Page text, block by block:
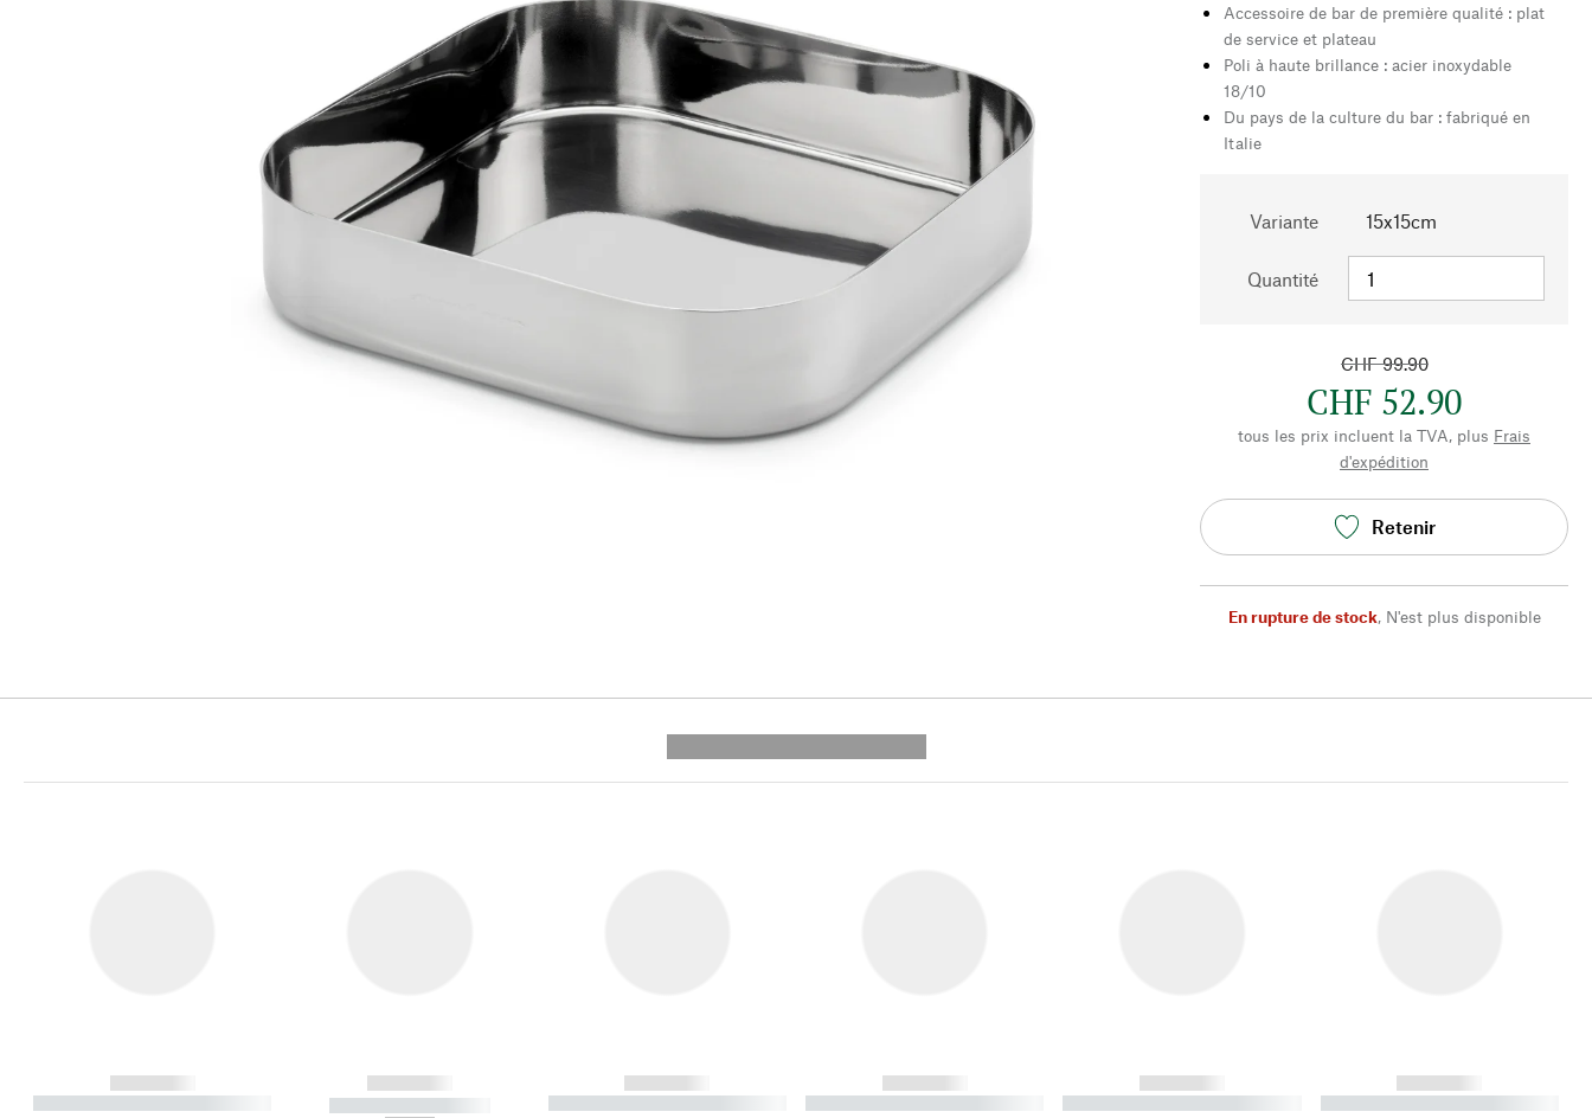
Accessoire de bar de première qualité : plat
de service et plateau
Poli à haute brillance : acier inoxydable
18/10
Du pays de la culture du bar : fabriqué en
Italie
Variante 15x15cm
Quantité
CHF 99.90
CHF 52.90
tous les prix incluent la TVA, plus Frais
d'expédition
Retenir
En rupture de stock, N'est plus disponible
------------
----------- ----------- ----------
------------
----------- -----------
------------
----------- ----------- ----------
------------
----------- ----------- ----------
------------
----------- ----------- ----------
------------
----------- ----------- ----------